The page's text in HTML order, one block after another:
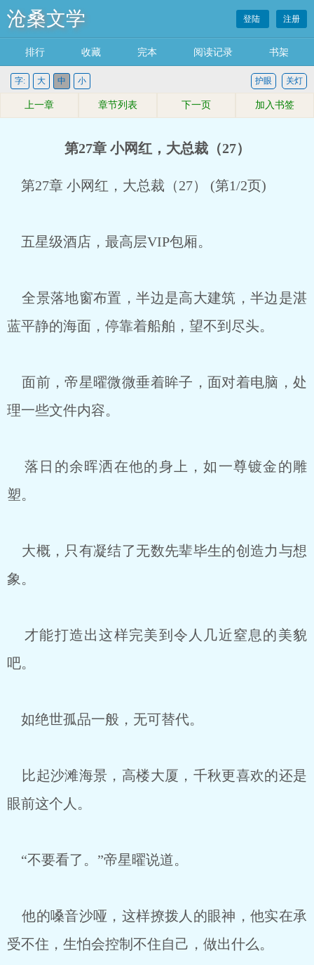
沧桑文学 登陆 注册
排行 收藏 完本 阅读记录 书架
字: 大 中 小 关灯
护眼
上一章 章节列表 下一页 加入书签
第27章 小网红，大总裁（27）
第27章 小网红，大总裁（27） (第1/2页)
五星级酒店，最高层VIP包厢。
全景落地窗布置，半边是高大建筑，半边是湛
蓝平静的海面，停靠着船舶，望不到尽头。
面前，帝星曜微微垂着眸子，面对着电脑，处
理一些文件内容。
落日的余晖洒在他的身上，如一尊镀金的雕
塑。
大概，只有凝结了无数先辈毕生的创造力与想
象。
才能打造出这样完美到令人几近窒息的美貌
吧。
如绝世孤品一般，无可替代。
比起沙滩海景，高楼大厦，千秋更喜欢的还是
眼前这个人。
“不要看了。”帝星曜说道。
他的嗓音沙哑，这样撩拨人的眼神，他实在承
受不住，生怕会控制不住自己，做出什么。